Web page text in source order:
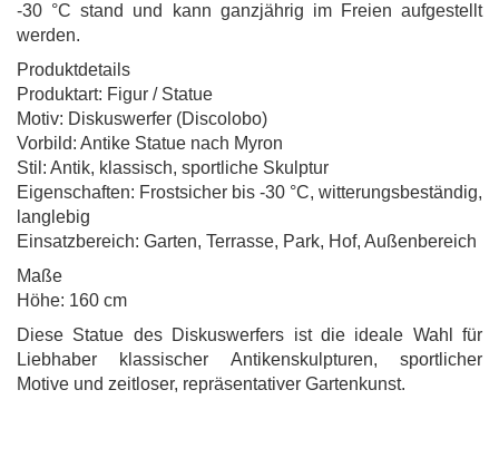
-30 °C stand und kann ganzjährig im Freien aufgestellt
werden.
Produktdetails
Produktart: Figur / Statue
Motiv: Diskuswerfer (Discolobo)
Vorbild: Antike Statue nach Myron
Stil: Antik, klassisch, sportliche Skulptur
Eigenschaften: Frostsicher bis -30 °C, witterungsbeständig,
langlebig
Einsatzbereich: Garten, Terrasse, Park, Hof, Außenbereich
Maße
Höhe: 160 cm
Diese Statue des Diskuswerfers ist die ideale Wahl für
Liebhaber klassischer Antikenskulpturen, sportlicher
Motive und zeitloser, repräsentativer Gartenkunst.